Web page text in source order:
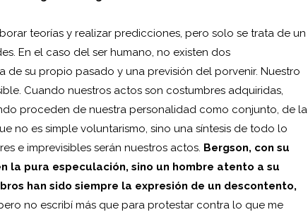
teorías y realizar predicciones, pero solo se trata de un
En el caso del ser humano, no existen dos
su propio pasado y una previsión del porvenir. Nuestro
Cuando nuestros actos son costumbres adquiridas,
proceden de nuestra personalidad como conjunto, de la
no es simple voluntarismo, sino una síntesis de todo lo
e imprevisibles serán nuestros actos. Bergson, con su
la pura especulación, sino un hombre atento a su
han sido siempre la expresión de un descontento,
no escribí más que para protestar contra lo que me